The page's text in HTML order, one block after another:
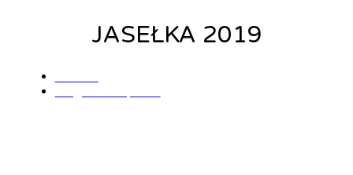
JASEŁKA 2019